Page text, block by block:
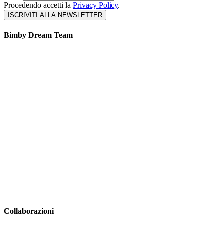
Procedendo accetti la Privacy Policy.
Bimby Dream Team
Collaborazioni